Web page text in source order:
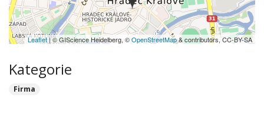
Leaflet| © GIScience Heidelberg, ©OpenStreetMap& contributors, CC-BY-SA
Kategorie
Firma